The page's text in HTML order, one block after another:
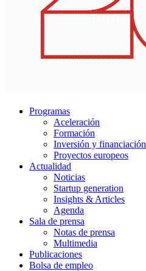
Programas
Aceleración
Formación
Inversión y financiación
Proyectos europeos
Actualidad
Noticias
Startup generation
Insights & Articles
Agenda
Sala de prensa
Notas de prensa
Multimedia
Publicaciones
Bolsa de empleo